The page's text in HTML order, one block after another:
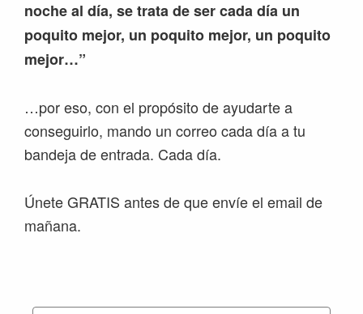
noche al día, se trata de ser cada día un
poquito mejor, un poquito mejor, un poquito
mejor…”
…por eso, con el propósito de ayudarte a
conseguirlo, mando un correo cada día a tu
bandeja de entrada. Cada día.
Únete GRATIS antes de que envíe el email de
mañana.